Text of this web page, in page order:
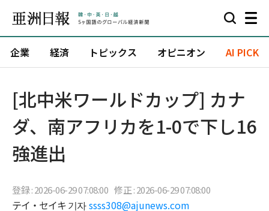
企業 経済 トピックス オピニオン AI PICK
[北中米ワールドカップ] カナ
ダ、南アフリカを1-0で下し16
強進出
登録 : 2026-06-29 07:08:00 修正 : 2026-06-29 07:08:00
テイ・セイキ 기자 ssss308@ajunews.com